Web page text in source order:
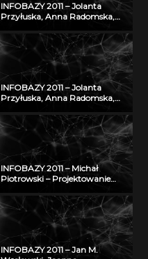
INFOBAZY 2011 – Jolanta
Przyłuska, Anna Radomska,
informatyczna do
efektywnego zarządzania
wiedzą i badaniami
naukowymi w IMP w Łodzi
INFOBAZY 2011 – Jolanta
Przyłuska, Anna Radomska,
informatyczna do
efektywnego zarządzania
wiedzą i badaniami
naukowymi w IMP w Łodzi
INFOBAZY 2011 – Michał
Piotrowski – Projektowanie
oceanograficznych danych
modelowych w warunkach
ograniczonych zasobów
INFOBAZY 2011 – Jan M.